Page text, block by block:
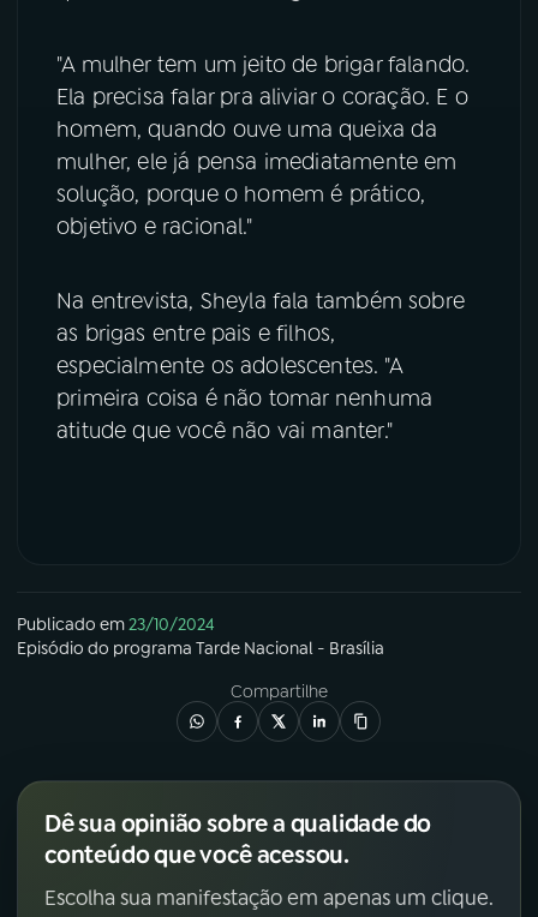
"A mulher tem um jeito de brigar falando.
Ela precisa falar pra aliviar o coração. E o
homem, quando ouve uma queixa da
mulher, ele já pensa imediatamente em
solução, porque o homem é prático,
objetivo e racional."
Na entrevista, Sheyla fala também sobre
as brigas entre pais e filhos,
especialmente os adolescentes. "A
primeira coisa é não tomar nenhuma
atitude que você não vai manter."
Publicado em23/10/2024
Episódio do programa Tarde Nacional - Brasília
Compartilhe
Dê sua opinião sobre a qualidade do
conteúdo que você acessou.
Escolha sua manifestação em apenas um clique.